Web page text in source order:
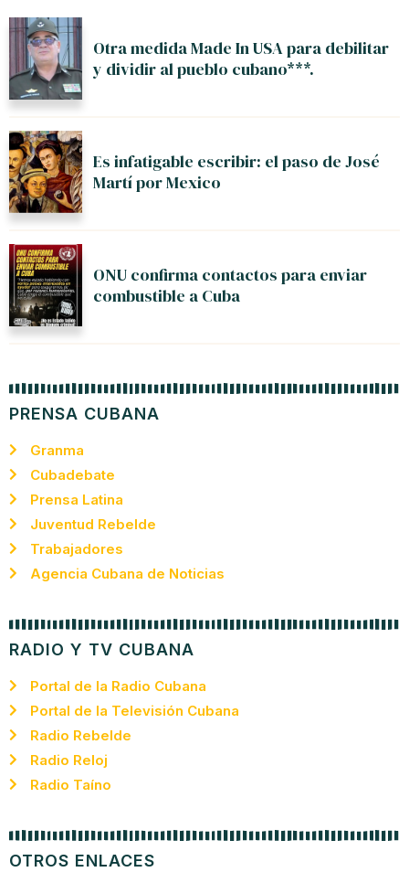
Otra medida Made In USA para debilitar
y dividir al pueblo cubano***.
Es infatigable escribir: el paso de José
Martí por Mexico
ONU confirma contactos para enviar
combustible a Cuba
PRENSA CUBANA
Granma
Cubadebate
Prensa Latina
Juventud Rebelde
Trabajadores
Agencia Cubana de Noticias
RADIO Y TV CUBANA
Portal de la Radio Cubana
Portal de la Televisión Cubana
Radio Rebelde
Radio Reloj
Radio Taíno
OTROS ENLACES